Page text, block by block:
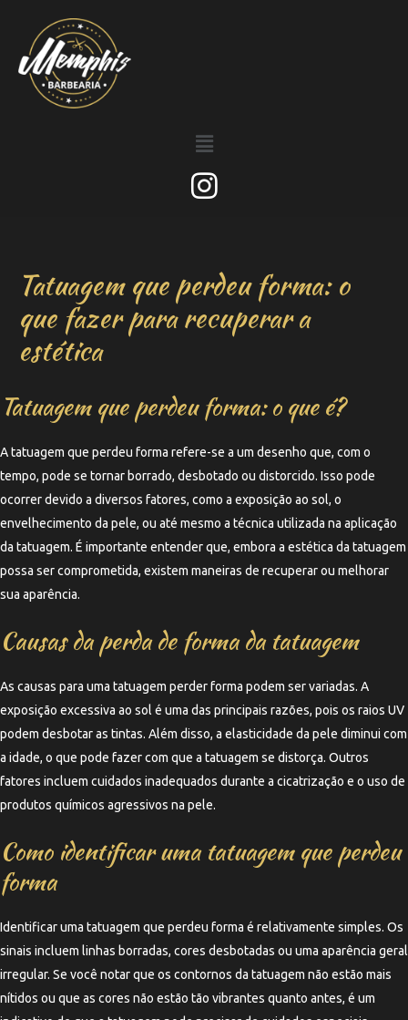
Tatuagem que perdeu forma: o
que fazer para recuperar a
estética
Tatuagem que perdeu forma: o que é?
A tatuagem que perdeu forma refere-se a um desenho que, com o
tempo, pode se tornar borrado, desbotado ou distorcido. Isso pode
ocorrer devido a diversos fatores, como a exposição ao sol, o
envelhecimento da pele, ou até mesmo a técnica utilizada na aplicação
da tatuagem. É importante entender que, embora a estética da tatuagem
possa ser comprometida, existem maneiras de recuperar ou melhorar
sua aparência.
Causas da perda de forma da tatuagem
As causas para uma tatuagem perder forma podem ser variadas. A
exposição excessiva ao sol é uma das principais razões, pois os raios UV
podem desbotar as tintas. Além disso, a elasticidade da pele diminui com
a idade, o que pode fazer com que a tatuagem se distorça. Outros
fatores incluem cuidados inadequados durante a cicatrização e o uso de
produtos químicos agressivos na pele.
Como identificar uma tatuagem que perdeu
forma
Identificar uma tatuagem que perdeu forma é relativamente simples. Os
sinais incluem linhas borradas, cores desbotadas ou uma aparência geral
irregular. Se você notar que os contornos da tatuagem não estão mais
nítidos ou que as cores não estão tão vibrantes quanto antes, é um